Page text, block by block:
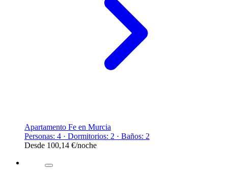
Apartamento Fe en Murcia
Personas: 4 · Dormitorios: 2 · Baños: 2
Desde 100,14 €/noche